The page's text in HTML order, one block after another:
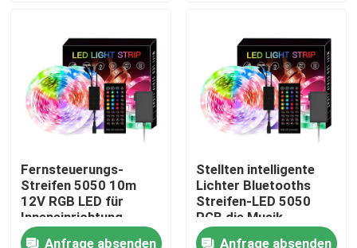
Produkte
Über uns
Qualitätskontrolle
Fernsteuerungs-
Streifen 5050 10m
12V RGB LED für
Inneneinrichtung
Anfrage absenden
Stellten intelligente
Lichter Bluetooths
Streifen-LED 5050
RGB die Musik-
Sprachsteuerung ein
Anfrage absenden